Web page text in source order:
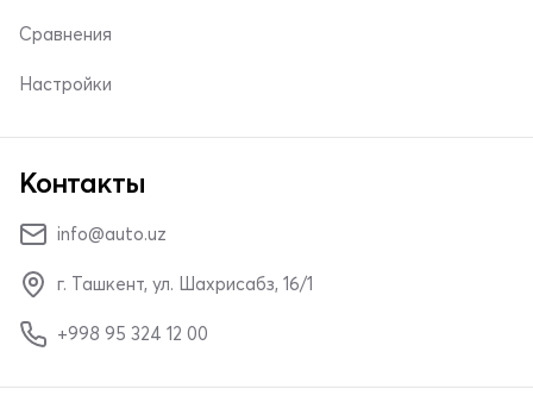
Сравнения
Настройки
Контакты
info@auto.uz
г. Ташкент, ул. Шахрисабз, 16/1
+998 95 324 12 00